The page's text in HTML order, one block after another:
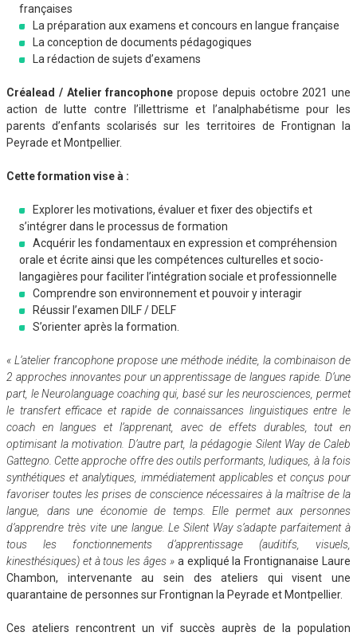
françaises
La préparation aux examens et concours en langue française
La conception de documents pédagogiques
La rédaction de sujets d’examens
Créalead / Atelier francophone propose depuis octobre 2021 une
action de lutte contre l’illettrisme et l’analphabétisme pour les
parents d’enfants scolarisés sur les territoires de Frontignan la
Peyrade et Montpellier.
Cette formation vise à :
Explorer les motivations, évaluer et fixer des objectifs et
s’intégrer dans le processus de formation
Acquérir les fondamentaux en expression et compréhension
orale et écrite ainsi que les compétences culturelles et socio-
langagières pour faciliter l’intégration sociale et professionnelle
Comprendre son environnement et pouvoir y interagir
Réussir l’examen DILF / DELF
S’orienter après la formation.
« L’atelier francophone propose une méthode inédite, la combinaison de
2 approches innovantes pour un apprentissage de langues rapide. D’une
part, le Neurolanguage coaching qui, basé sur les neurosciences, permet
le transfert efficace et rapide de connaissances linguistiques entre le
coach en langues et l’apprenant, avec de effets durables, tout en
optimisant la motivation. D’autre part, la pédagogie Silent Way de Caleb
Gattegno. Cette approche offre des outils performants, ludiques, à la fois
synthétiques et analytiques, immédiatement applicables et conçus pour
favoriser toutes les prises de conscience nécessaires à la maîtrise de la
langue, dans une économie de temps. Elle permet aux personnes
d’apprendre très vite une langue. Le Silent Way s’adapte parfaitement à
tous les fonctionnements d’apprentissage (auditifs, visuels,
kinesthésiques) et à tous les âges »a expliqué la Frontignanaise Laure
Chambon, intervenante au sein des ateliers qui visent une
quarantaine de personnes sur Frontignan la Peyrade et Montpellier.
Ces ateliers rencontrent un vif succès auprès de la population